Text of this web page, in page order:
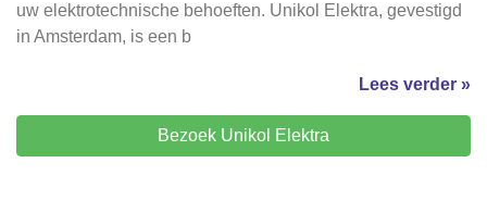
uw elektrotechnische behoeften. Unikol Elektra, gevestigd
in Amsterdam, is een b
Lees verder »
Bezoek Unikol Elektra